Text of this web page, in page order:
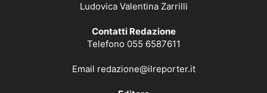
Ludovica Valentina Zarrilli
Contatti Redazione
Telefono 055 6587611
Email redazione@ilreporter.it